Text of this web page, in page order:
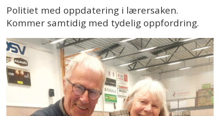
Politiet med oppdatering i lærersaken.
Kommer samtidig med tydelig oppfordring.